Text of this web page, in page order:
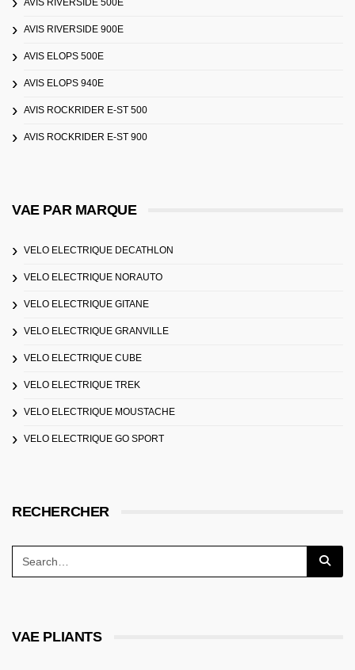
AVIS RIVERSIDE 900E
AVIS ELOPS 500E
AVIS ELOPS 940E
AVIS ROCKRIDER E-ST 500
AVIS ROCKRIDER E-ST 900
VAE PAR MARQUE
VELO ELECTRIQUE DECATHLON
VELO ELECTRIQUE NORAUTO
VELO ELECTRIQUE GITANE
VELO ELECTRIQUE GRANVILLE
VELO ELECTRIQUE CUBE
VELO ELECTRIQUE TREK
VELO ELECTRIQUE MOUSTACHE
VELO ELECTRIQUE GO SPORT
RECHERCHER
VAE PLIANTS